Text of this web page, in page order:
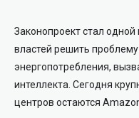
Законопроект стал
властей решить
энергопотребления,
интеллекта. Сегодня
центров остаются